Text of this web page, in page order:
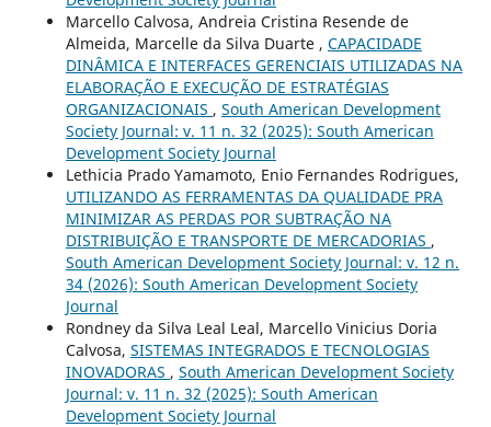
Marcello Calvosa, Andreia Cristina Resende de
Almeida, Marcelle da Silva Duarte , CAPACIDADE
DINÂMICA E INTERFACES GERENCIAIS UTILIZADAS NA
ELABORAÇÃO E EXECUÇÃO DE ESTRATÉGIAS
ORGANIZACIONAIS , South American Development
Society Journal: v. 11 n. 32 (2025): South American
Development Society Journal
Lethicia Prado Yamamoto, Enio Fernandes Rodrigues,
UTILIZANDO AS FERRAMENTAS DA QUALIDADE PRA
MINIMIZAR AS PERDAS POR SUBTRAÇÃO NA
DISTRIBUIÇÃO E TRANSPORTE DE MERCADORIAS ,
South American Development Society Journal: v. 12 n.
34 (2026): South American Development Society
Journal
Rondney da Silva Leal Leal, Marcello Vinicius Doria
Calvosa, SISTEMAS INTEGRADOS E TECNOLOGIAS
INOVADORAS , South American Development Society
Journal: v. 11 n. 32 (2025): South American
Development Society Journal